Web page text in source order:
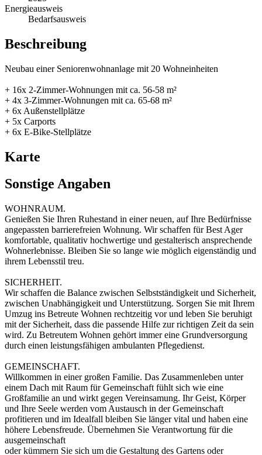
Energieausweis
Bedarfsausweis
Beschreibung
Neubau einer Seniorenwohnanlage mit 20 Wohneinheiten
+ 16x 2-Zimmer-Wohnungen mit ca. 56-58 m²
+ 4x 3-Zimmer-Wohnungen mit ca. 65-68 m²
+ 6x Außenstellplätze
+ 5x Carports
+ 6x E-Bike-Stellplätze
Karte
Sonstige Angaben
WOHNRAUM.
Genießen Sie Ihren Ruhestand in einer neuen, auf Ihre Bedürfnisse
angepassten barrierefreien Wohnung. Wir schaffen für Best Ager
komfortable, qualitativ hochwertige und gestalterisch ansprechende
Wohnerlebnisse. Bleiben Sie so lange wie möglich eigenständig und
ihrem Lebensstil treu.
SICHERHEIT.
Wir schaffen die Balance zwischen Selbstständigkeit und Sicherheit,
zwischen Unabhängigkeit und Unterstützung. Sorgen Sie mit Ihrem
Umzug ins Betreute Wohnen rechtzeitig vor und leben Sie beruhigt
mit der Sicherheit, dass die passende Hilfe zur richtigen Zeit da sein
wird. Zu Betreutem Wohnen gehört immer eine Grundversorgung
durch einen leistungsfähigen ambulanten Pflegedienst.
GEMEINSCHAFT.
Willkommen in einer großen Familie. Das Zusammenleben unter
einem Dach mit Raum für Gemeinschaft fühlt sich wie eine
Großfamilie an und wirkt gegen Vereinsamung. Ihr Geist, Körper
und Ihre Seele werden vom Austausch in der Gemeinschaft
profitieren und im Idealfall bleiben Sie länger vital und haben eine
höhere Lebensfreude. Übernehmen Sie Verantwortung für die
ausgemeinschaft
oder kümmern Sie sich um die Gestaltung des Gartens oder